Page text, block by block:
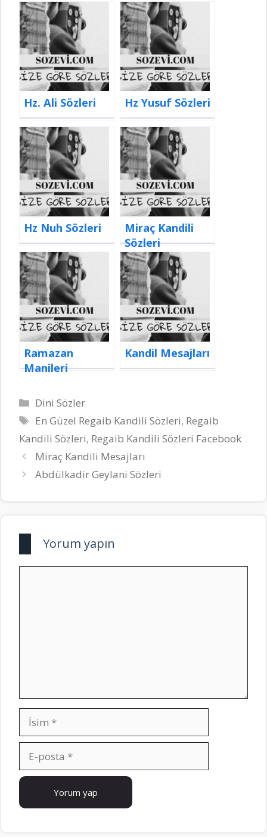
Hz. Ali Sözleri Hz Yusuf Sözleri
Hz Nuh Sözleri
Miraç Kandili
Sözleri
Ramazan
Manileri
Kandil Mesajları
Kategoriler
Dini Sözler
Etiketler
En Güzel Regaib Kandili Sözleri, Regaib
Kandili Sözleri, Regaib Kandili Sözleri Facebook
Miraç Kandili Mesajları
Abdülkadir Geylani Sözleri
Yorum yapın
İsim
posta
İnternet